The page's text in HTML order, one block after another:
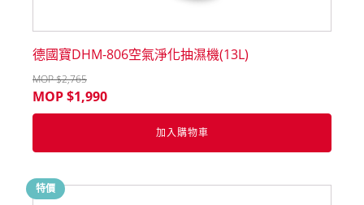
德國寶DHM-806空氣淨化抽濕機(13L)
MOP $2,765
MOP $1,990
加入購物車
特價